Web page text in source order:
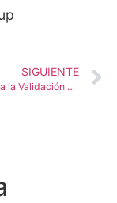
SIGUIENTE
Introducción a la Validación de Procesos: Principios y Requerimientos Regulatorios